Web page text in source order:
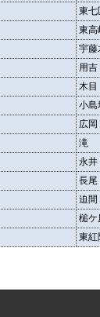
東七
東高
宇藤
用吉
木目
小島
広岡
滝
永井
長尾
迫間
槌ケ
東紅